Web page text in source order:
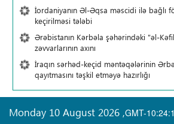
İordaniyanın Əl-Əqsa məscidi ilə bağlı
keçirilməsi tələbi
Ərəbistanın Kərbəla şəhərindəki "əl-
zəvvarlarının axını
İraqın sərhəd-keçid məntəqələrinin
qayıtmasını təşkil etməyə hazırlığı
GMT-
Monday 10 August 2026 ,